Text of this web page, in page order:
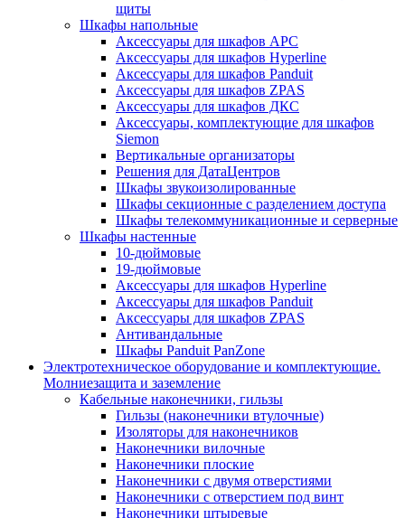
щиты
Шкафы напольные
Аксессуары для шкафов APC
Аксессуары для шкафов Hyperline
Аксессуары для шкафов Panduit
Аксессуары для шкафов ZPAS
Аксессуары для шкафов ДКС
Аксессуары, комплектующие для шкафов
Siemon
Вертикальные организаторы
Решения для ДатаЦентров
Шкафы звукоизолированные
Шкафы секционные с разделением доступа
Шкафы телекоммуникационные и серверные
Шкафы настенные
10-дюймовые
19-дюймовые
Аксессуары для шкафов Hyperline
Аксессуары для шкафов Panduit
Аксессуары для шкафов ZPAS
Антивандальные
Шкафы Panduit PanZone
Электротехническое оборудование и комплектующие.
Молниезащита и заземление
Кабельные наконечники, гильзы
Гильзы (наконечники втулочные)
Изоляторы для наконечников
Наконечники вилочные
Наконечники плоские
Наконечники с двумя отверстиями
Наконечники с отверстием под винт
Наконечники штыревые